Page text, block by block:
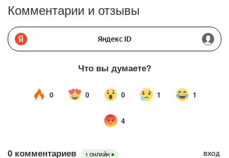
Комментарии и отзывы